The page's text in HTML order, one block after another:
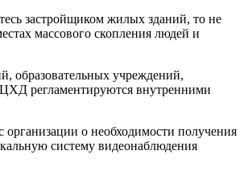
застройщиком жилых зданий, то не
массового скопления людей и
образовательных учреждений,
регламентируются внутренними
организации о необходимости получения
систему видеонаблюдения